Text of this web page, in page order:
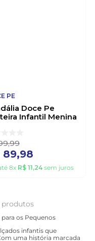
PE
Doce Pe
Infantil Menina
,99
89,98
8x R$ 11,24 sem juros
produtos
os Pequenos
infantis que
uma história marcada